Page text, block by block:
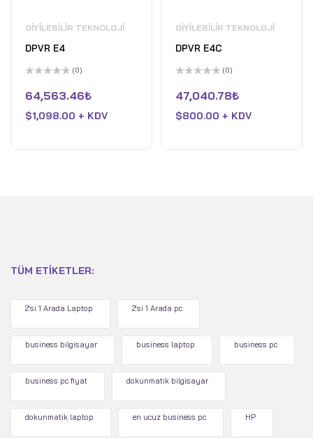
GIYILEBILIR TEKNOLOJI
DPVR E4
üzerinden
0
aldı
(0)
64,563.46₺
$1,098.00 + KDV
GIYILEBILIR TEKNOLOJI
DPVR E4C
üzerinden
0
aldı
(0)
47,040.78₺
$800.00 + KDV
TÜM ETIKETLER:
2'si 1 Arada Laptop 2'si 1 Arada pc
business bilgisayar business laptop business pc
business pc fiyat dokunmatik bilgisayar
dokunmatik laptop en ucuz business pc HP